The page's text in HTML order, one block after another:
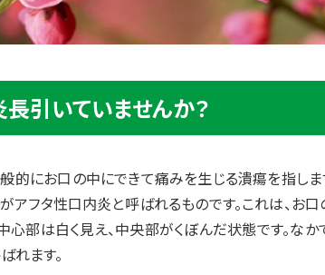
引いていませんか？
的にお口の中にできて痛みを生じる潰瘍を指しま
アフタ性口内炎と呼ばれるものです。これは、お
心部は白く見え、中央部がくぼんだ状態です。な
れます。